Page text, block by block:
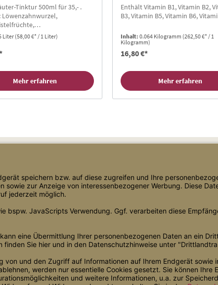
Tinktur 500ml für 35,- .
Salbeiblätter,
Liter(58,00 €* / 1 Liter)
Mehr erfahren
Enthält Vitamin B1, Vitamin B2,
B3, Vitamin B5, Vitamin B6,
Inhalt:0.064 Kilogramm (262,50 €* / 1
Kilogramm)
16,80 €*
Mehr erfahren
Versand & Lieferung
Zahlungsarten
Datenschutz
Impressum
Vertragswiderruf
Blog
Newsletter
Links
Bildnachweis
Batterieentsorgung
Barrierefreiheit